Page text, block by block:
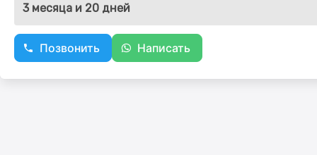
3 месяца и 20 дней
Позвонить Написать